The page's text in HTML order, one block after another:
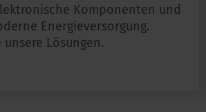
Komponenten und
Energieversorgung.
Lösungen.